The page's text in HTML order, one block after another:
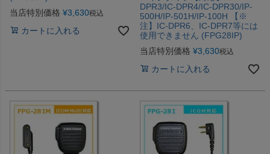
当店特別価格 ¥3,630税込
カートに入れる
DPR3/IC-DPR4/IC-DPR30/IP-
500H/IP-501H/IP-100H 【※
注】IC-DPR6、IC-DPR7等には
使用できません (FPG28IP)
当店特別価格 ¥3,630税込
カートに入れる